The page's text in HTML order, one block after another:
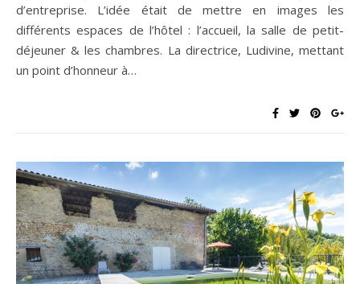
d’entreprise. L’idée était de mettre en images les
différents espaces de l’hôtel : l’accueil, la salle de petit-
déjeuner & les chambres. La directrice, Ludivine, mettant
un point d’honneur à…